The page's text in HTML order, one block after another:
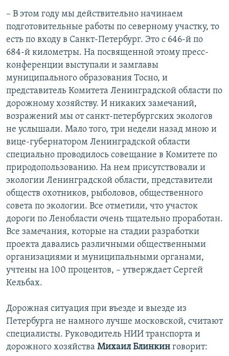
– В этом году мы действительно начинаем
подготовительные работы по северному участку, то
есть по входу в Санкт-Петербург. Это с 646-й по
684-й километры. На посвященной этому пресс-
конференции выступали и замглавы
муниципального образования Тосно, и
представитель Комитета Ленинградской области по
дорожному хозяйству. И никаких замечаний,
возражений мы от санкт-петербургских экологов
не услышали. Мало того, три недели назад мною и
вице-губернатором Ленинградской области
специально проводилось совещание в Комитете по
природопользованию. На нем присутствовали и
экологии Ленинградской области, представители
обществ охотников, рыболовов, общественного
совета по экологии. Все отметили, что участок
дороги по Ленобласти очень тщательно проработан.
Все замечания, которые на стадии разработки
проекта давались различными общественными
организациями и муниципальными органами,
учтены на 100 процентов, – утверждает Сергей
Кельбах.
Дорожная ситуация при въезде и выезде из
Петербурга не намного лучше московской, считают
специалисты. Руководитель НИИ транспорта и
дорожного хозяйства Михаил Блинкин говорит: